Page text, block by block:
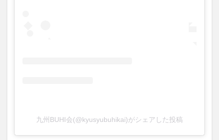
九州BUHI会(@kyusyubuhikai)がシェアした投稿